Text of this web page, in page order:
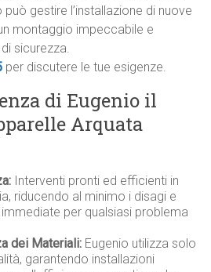
gestire l’installazione di nuove
montaggio impeccabile e
sicurezza.
per discutere le tue esigenze.
di Eugenio il
Arquata
Interventi pronti ed efficienti in
riducendo al minimo i disagi e
per qualsiasi problema
dei Materiali: Eugenio utilizza solo
garantendo installazioni